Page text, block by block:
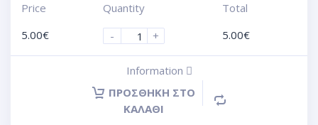
Price
5.00€
Quantity
-
+
Total
5.00€
Information
ΠΡΟΣΘΉΚΗ ΣΤΟ
ΚΑΛΆΘΙ